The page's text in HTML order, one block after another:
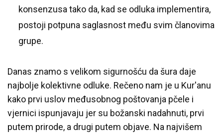
konsenzusa tako da, kad se odluka implementira,
postoji potpuna saglasnost među svim članovima
grupe.
Danas znamo s velikom sigurnošću da šura daje
najbolje kolektivne odluke. Rečeno nam je u Kur'anu
kako prvi uslov međusobnog poštovanja pčele i
vjernici ispunjavaju jer su božanski nadahnuti, prvi
putem prirode, a drugi putem objave. Na najvišem